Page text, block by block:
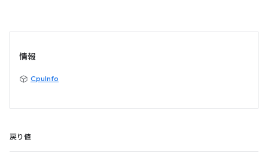
情報
CpuInfo
戻り値